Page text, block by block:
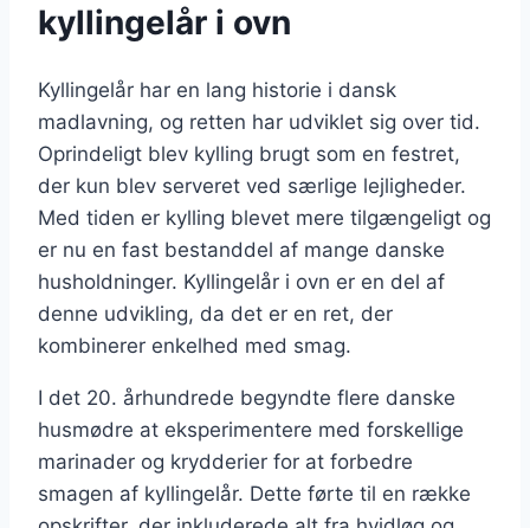
kyllingelår i ovn
Kyllingelår har en lang historie i dansk
madlavning, og retten har udviklet sig over tid.
Oprindeligt blev kylling brugt som en festret,
der kun blev serveret ved særlige lejligheder.
Med tiden er kylling blevet mere tilgængeligt og
er nu en fast bestanddel af mange danske
husholdninger. Kyllingelår i ovn er en del af
denne udvikling, da det er en ret, der
kombinerer enkelhed med smag.
I det 20. århundrede begyndte flere danske
husmødre at eksperimentere med forskellige
marinader og krydderier for at forbedre
smagen af kyllingelår. Dette førte til en række